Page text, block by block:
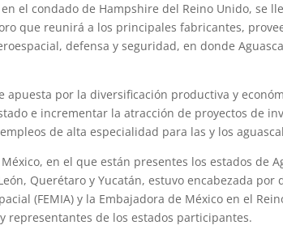
el condado de Hampshire del Reino Unido, se
que reunirá a los principales fabricantes,
defensa y seguridad, en donde
apuesta por la diversificación productiva y
e incrementar la atracción de proyectos de
de alta especialidad para las y los
en el que están presentes los estados de
Querétaro y Yucatán, estuvo encabezada por
(FEMIA) y la Embajadora de México en el
representantes de los estados participantes.